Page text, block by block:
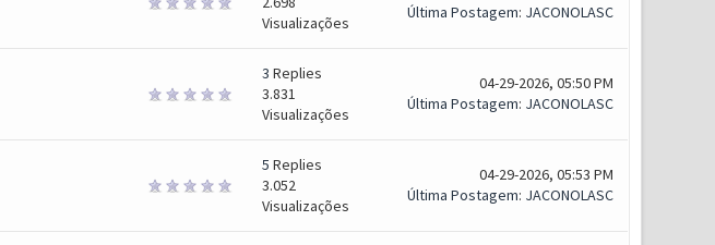
Visualizações
Última Postagem: JACONOLASC
3 Replies
3.831
Visualizações
04-29-2026, 05:50 PM
Última Postagem: JACONOLASC
5 Replies
3.052
Visualizações
04-29-2026, 05:53 PM
Última Postagem: JACONOLASC